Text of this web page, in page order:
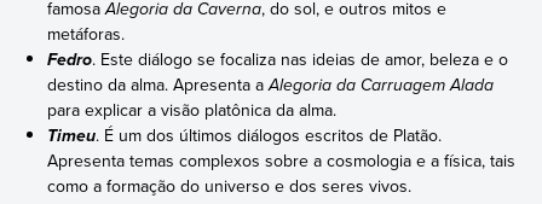
famosaAlegoria da Caverna, do sol, e outros mitos e
metáforas.
Fedro. Este diálogo se focaliza nas ideias de amor, beleza e o
destino da alma. Apresenta aAlegoria da Carruagem Alada
para explicar a visão platônica da alma.
Timeu. É um dos últimos diálogos escritos de Platão.
Apresenta temas complexos sobre a cosmologia e a física, tais
como a formação do universo e dos seres vivos.